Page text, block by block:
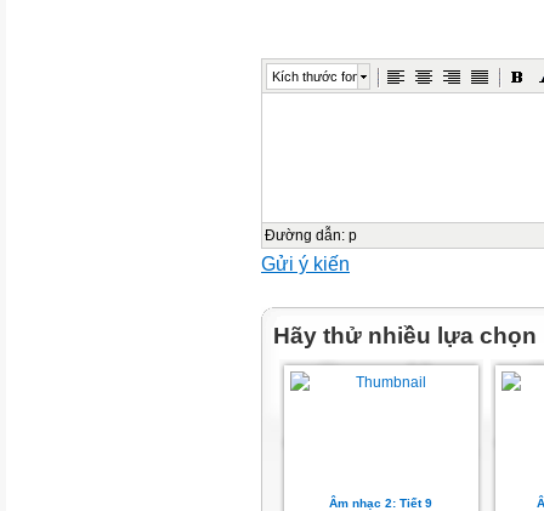
BÀI SỐ 1
THEO KÍ HIỆU BÀN TAY
Kí hiệu bàn tay
Kích thước font
Đường dẫn: p
Gửi ý kiến
Hãy thử nhiều lựa chọn
Âm nhạc 2: Tiết 9